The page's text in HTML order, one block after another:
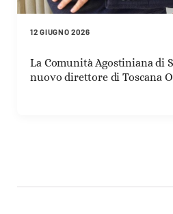
12 GIUGNO 2026
La Comunità Agostiniana di
nuovo direttore di Toscana